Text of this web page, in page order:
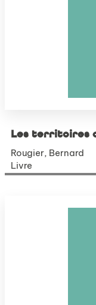
Les territoires
Rougier, Bernard
Livre